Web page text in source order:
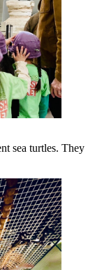
sea turtles. They